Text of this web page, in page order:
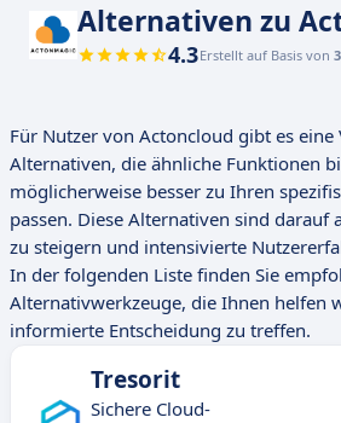
Alternativen zu
4.3Erstellt auf Basis von
Für Nutzer von Actoncloud gibt es eine
Alternativen, die ähnliche Funktionen
möglicherweise besser zu Ihren
passen. Diese Alternativen sind darauf
zu steigern und intensivierte
In der folgenden Liste finden Sie
Alternativwerkzeuge, die Ihnen helfen
informierte Entscheidung zu treffen.
Tresorit
Sichere Cloud-